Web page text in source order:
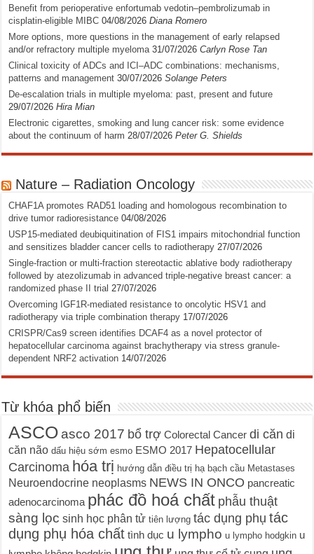
Benefit from perioperative enfortumab vedotin–pembrolizumab in
cisplatin-eligible MIBC 04/08/2026 Diana Romero
More options, more questions in the management of early relapsed
and/or refractory multiple myeloma 31/07/2026 Carlyn Rose Tan
Clinical toxicity of ADCs and ICI–ADC combinations: mechanisms,
patterns and management 30/07/2026 Solange Peters
De-escalation trials in multiple myeloma: past, present and future
29/07/2026 Hira Mian
Electronic cigarettes, smoking and lung cancer risk: some evidence
about the continuum of harm 28/07/2026 Peter G. Shields
Nature – Radiation Oncology
CHAF1A promotes RAD51 loading and homologous recombination to
drive tumor radioresistance 04/08/2026
USP15-mediated deubiquitination of FIS1 impairs mitochondrial function
and sensitizes bladder cancer cells to radiotherapy 27/07/2026
Single-fraction or multi-fraction stereotactic ablative body radiotherapy
followed by atezolizumab in advanced triple-negative breast cancer: a
randomized phase II trial 27/07/2026
Overcoming IGF1R-mediated resistance to oncolytic HSV1 and
radiotherapy via triple combination therapy 17/07/2026
CRISPR/Cas9 screen identifies DCAF4 as a novel protector of
hepatocellular carcinoma against brachytherapy via stress granule-
dependent NRF2 activation 14/07/2026
Từ khóa phổ biến
ASCO asco 2017 bổ trợ Colorectal Cancer di căn di
căn não dấu hiệu sớm esmo ESMO 2017 Hepatocellular
Carcinoma hóa trị hướng dẫn điều trị hạ bạch cầu Metastases
Neuroendocrine neoplasms NEWS IN ONCO pancreatic
adenocarcinoma phác đồ hoá chất phẫu thuật
sàng lọc sinh học phân tử tiên lượng tác dụng phụ tác
dụng phụ hóa chất tình dục u lympho u lympho hodgkin u